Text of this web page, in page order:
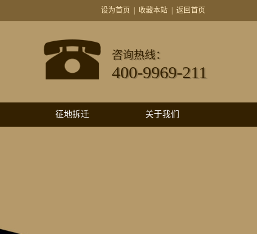
设为首页 收藏本站 返回首页
咨询热线：
400-9969-211
征地拆迁 关于我们